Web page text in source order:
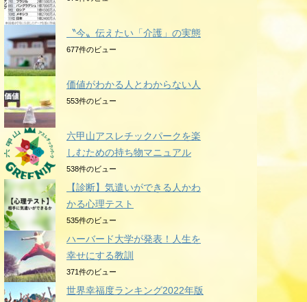
〝今〟伝えたい「介護」の実態
677件のビュー
価値がわかる人とわからない人
553件のビュー
六甲山アスレチックパークを楽
しむための持ち物マニュアル
538件のビュー
【診断】気遣いができる人かわ
かる心理テスト
535件のビュー
ハーバード大学が発表！人生を
幸せにする教訓
371件のビュー
世界幸福度ランキング2022年版